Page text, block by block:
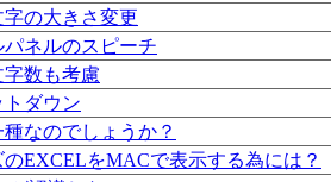
の大きさ変更
ネルのスピーチ
数も考慮
ダウン
なのでしょうか？
のEXCELをMACで表示する為には？